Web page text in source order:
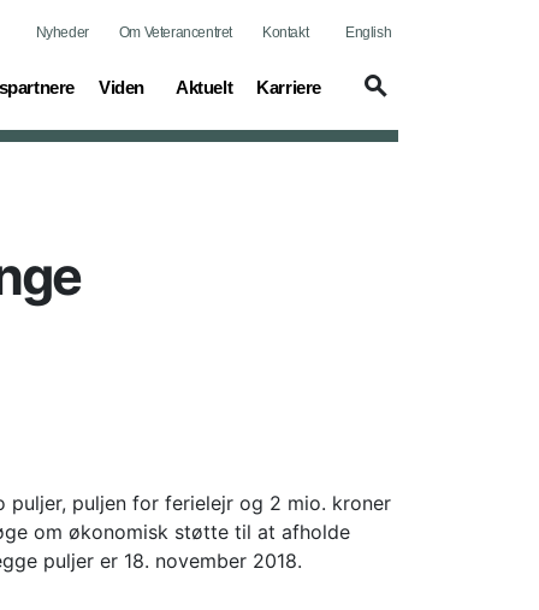
Nyheder Om Veterancentret Kontakt English
Viden
(current) Aktuelt
(current) Karriere
(current)
puljen for ferielejr og 2 mio. kroner
om økonomisk støtte til at afholde
puljer er 18. november 2018.